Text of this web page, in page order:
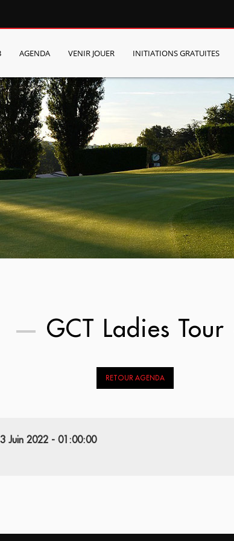
AGENDA VENIR JOUER INITIATIONS GRATUITES
GCT Ladies Tour
RETOUR AGENDA
Juin 2022 - 01:00:00